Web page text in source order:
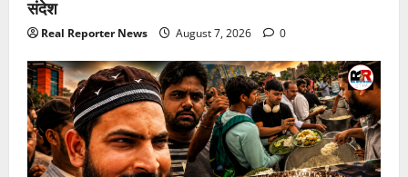
संदेश
Real Reporter News August 7, 2026 0